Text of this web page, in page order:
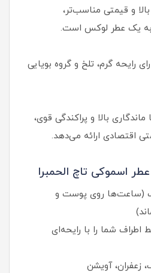
و قیمتی مناسب‌تر،
یک عطر لوکس است.
رایحه گرم، تلخ و گروه بویایی
بالا و پراکندگی قوی،
اقتصادی ارائه می‌دهد.
اسموکی تاچ الحمبرا
(ساعت‌ها روی پوست و
شما را با رایحه‌ای
زعفران، آویشن